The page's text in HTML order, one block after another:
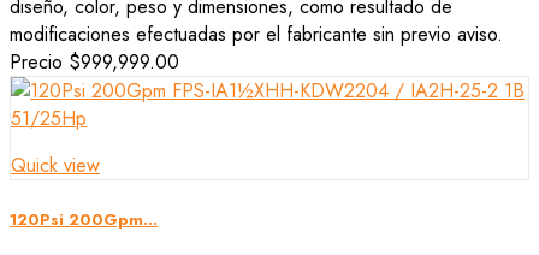
diseño, color, peso y dimensiones, como resultado de
modificaciones efectuadas por el fabricante sin previo aviso.
Precio $999,999.00
Quick view
120Psi 200Gpm...